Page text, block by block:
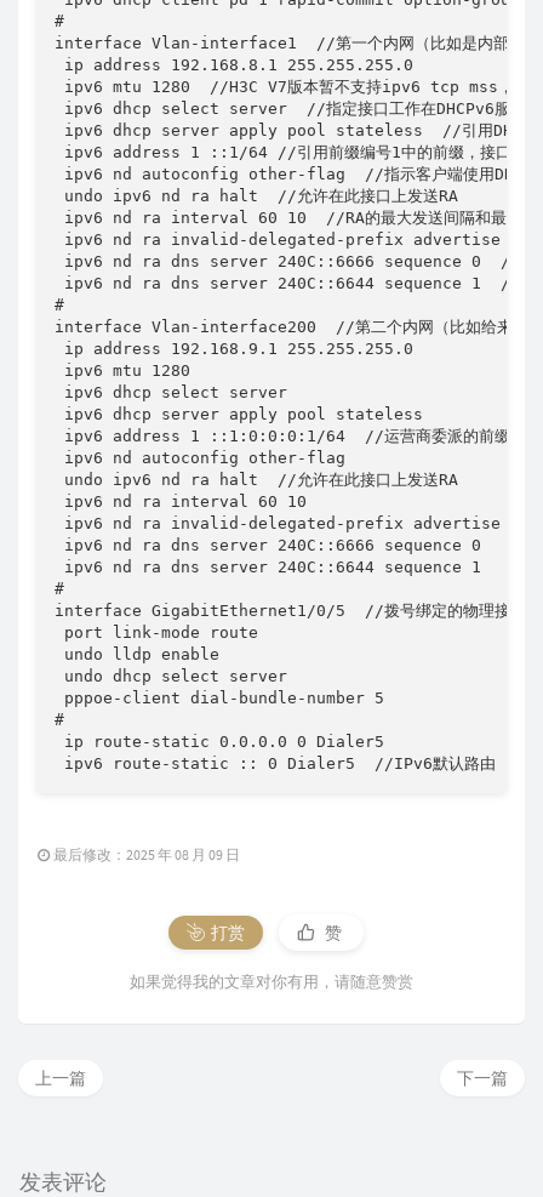
#
interface Vlan-interface1  //第一个内网（比如是内部员工或
ip address 192.168.8.1 255.255.255.0
ipv6 mtu 1280  //H3C V7版本暂不支持ipv6 tcp mss，只能尽
ipv6 dhcp select server  //指定接口工作在DHCPv6服务器
ipv6 dhcp server apply pool stateless  //引用DHCPv6
ipv6 address 1 ::1/64 //引用前缀编号1中的前缀，接口主机
ipv6 nd autoconfig other-flag  //指示客户端使用DHCPv6获
undo ipv6 nd ra halt  //允许在此接口上发送RA
ipv6 nd ra interval 60 10  //RA的最大发送间隔和最小发送间
ipv6 nd ra invalid-delegated-prefix advertise enable  //被委
ipv6 nd ra dns server 240C::6666 sequence 0  //使用RA
ipv6 nd ra dns server 240C::6644 sequence 1  //使用RA
#
interface Vlan-interface200  //第二个内网（比如给来宾、
ip address 192.168.9.1 255.255.255.0
ipv6 mtu 1280
ipv6 dhcp select server
ipv6 dhcp server apply pool stateless
ipv6 address 1 ::1:0:0:0:1/64  //运营商委派的前缀长度为/
ipv6 nd autoconfig other-flag
undo ipv6 nd ra halt  //允许在此接口上发送RA
ipv6 nd ra interval 60 10
ipv6 nd ra invalid-delegated-prefix advertise
ipv6 nd ra dns server 240C::6666 sequence 0
ipv6 nd ra dns server 240C::6644 sequence 1
#
interface GigabitEthernet1/0/5  //拨号绑定的物理接口
port link-mode route
undo lldp enable
undo dhcp select server
pppoe-client dial-bundle-number 5
#
ip route-static 0.0.0.0 0 Dialer5
ipv6 route-static :: 0 Dialer5  //IPv6默认路由
最后修改：2025 年 08 月 09 日
打赏 赞
如果觉得我的文章对你有用，请随意赞赏
下一篇
上一篇
发表评论